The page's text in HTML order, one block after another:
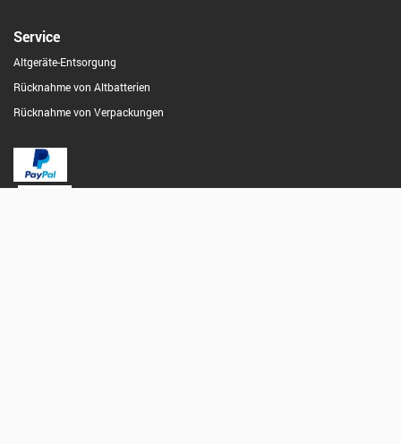
Service
Altgeräte-Entsorgung
Rücknahme von Altbatterien
Rücknahme von Verpackungen